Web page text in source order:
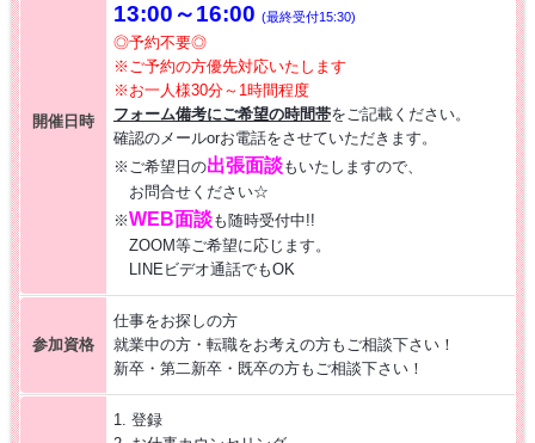
【お仕事相談会☆流通会館】2026/8/21(金) PM開催
【お仕事相談会☆大久保ふれあいｾﾝﾀｰ】2026/8/26(水)
【お仕事相談会☆黒部市コラーレ】2026/8/21(金)PM
【お仕事相談会☆黒部市コラーレ】2026/8/7(金)PM
【中新川エリア】近くdeWORK [HC7]
開催日時
13:00～16:00 (最終受付15:30)
◎予約不要◎
※ご予約の方優先対応いたします
※お一人様30分～1時間程度
フォーム備考にご希望の時間帯をご記載ください。
確認のメールorお電話をさせていただきます。
※ご希望日の出張面談もいたしますので、
お問合せください☆
※WEB面談も随時受付中!!
ZOOM等ご希望に応じます。
LINEビデオ通話でもOK
参加資格
仕事をお探しの方
就業中の方・転職をお考えの方もご相談下さい！
新卒・第二新卒・既卒の方もご相談下さい！
1. 登録